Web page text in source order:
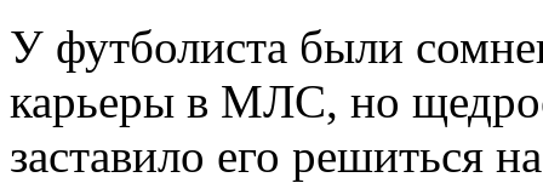
У футболиста были
карьеры в МЛС, но
заставило его решиться